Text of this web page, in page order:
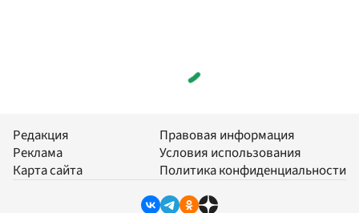
Редакция
Реклама
Карта сайта
Правовая информация
Условия использования
Политика конфиденциальности